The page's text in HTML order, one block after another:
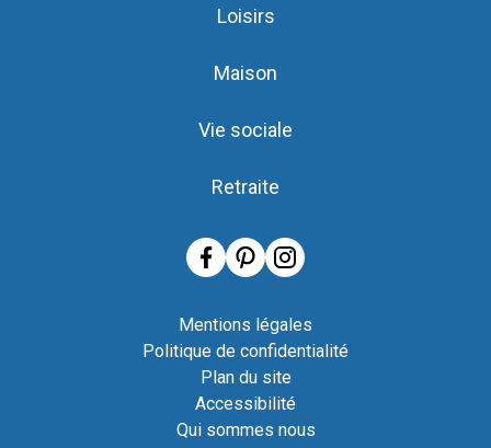
Loisirs
Maison
Vie sociale
Retraite
Mentions légales
Politique de confidentialité
Plan du site
Accessibilité
Qui sommes nous